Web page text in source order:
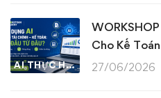
AI THỰC HÀNH
Cho Kế
27/06/2026